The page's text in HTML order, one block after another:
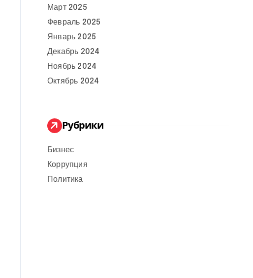
Март 2025
Февраль 2025
Январь 2025
Декабрь 2024
Ноябрь 2024
Октябрь 2024
Рубрики
Бизнес
Коррупция
Политика